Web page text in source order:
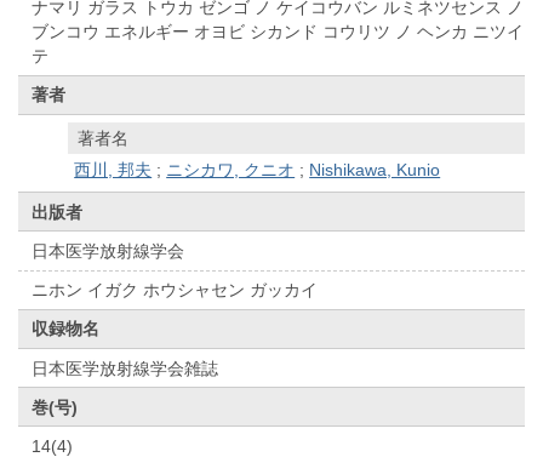
ナマリ ガラス トウカ ゼンゴ ノ ケイコウバン ルミネツセンス ノ
ブンコウ エネルギー オヨビ シカンド コウリツ ノ ヘンカ ニツイ
テ
著者
著者名
西川, 邦夫 ; ニシカワ, クニオ ; Nishikawa, Kunio
出版者
日本医学放射線学会
ニホン イガク ホウシャセン ガッカイ
収録物名
日本医学放射線学会雑誌
巻(号)
14(4)